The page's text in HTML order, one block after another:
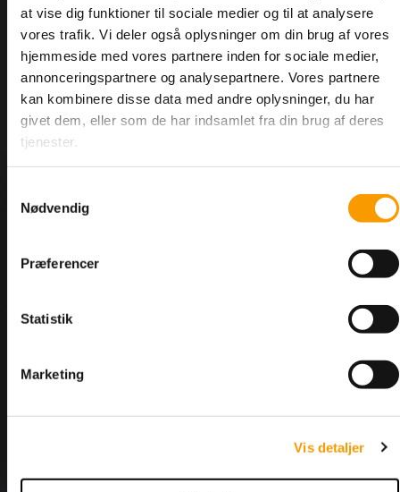
at vise dig funktioner til sociale medier og til at analysere
vores trafik. Vi deler også oplysninger om din brug af vores
hjemmeside med vores partnere inden for sociale medier,
annonceringspartnere og analysepartnere. Vores partnere
kan kombinere disse data med andre oplysninger, du har
givet dem, eller som de har indsamlet fra din brug af deres
tjenester.
Nødvendig
Præferencer
Statistik
Marketing
Vis detaljer
Varenummer: 10-31636
166,95 DKK